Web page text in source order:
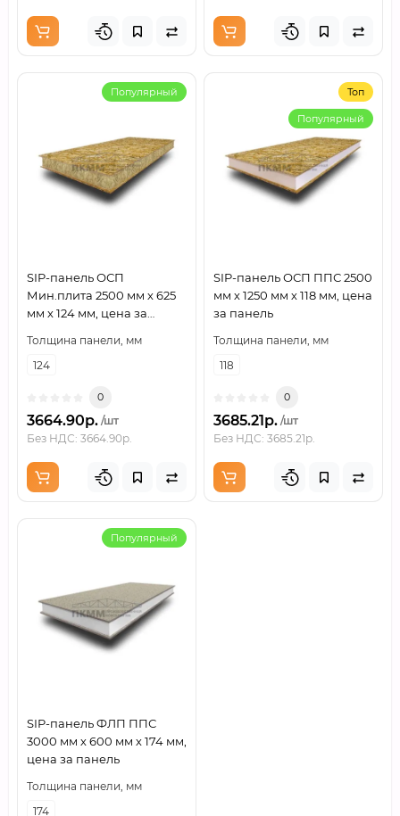
Популярный
SIP-панель ОСП
Мин.плита 2500 мм х 625
мм х 124 мм, цена за
Толщина панели, мм
124
0
3664.90р. /шт
Без НДС: 3664.90р.
Топ
Популярный
SIP-панель ОСП ППС 2500
мм х 1250 мм х 118 мм, цена
за панель
Толщина панели, мм
118
0
3685.21р. /шт
Без НДС: 3685.21р.
Популярный
SIP-панель ФЛП ППС
3000 мм х 600 мм х 174 мм,
цена за панель
Толщина панели, мм
174